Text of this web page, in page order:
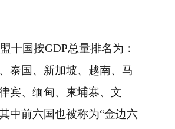
十国按GDP总量排名为：
泰国、新加坡、越南、马
宾、缅甸、柬埔寨、文
中前六国也被称为“金边六